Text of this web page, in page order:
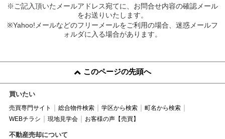
※ご記入頂いたメールアドレス宛てに、お問合せ内容の確認メール
をお送りいたします。
※Yahoo!メールなどのフリーメールをご利用の場合、迷惑メールフ
ォルダに入る場合があります。
このページの先頭へ
買いたい
売買専門サイト 総合物件検索 学区から検索
町名から検索
WEBチラシ
現地見学会 お客様の声【売買】
不動産売却について